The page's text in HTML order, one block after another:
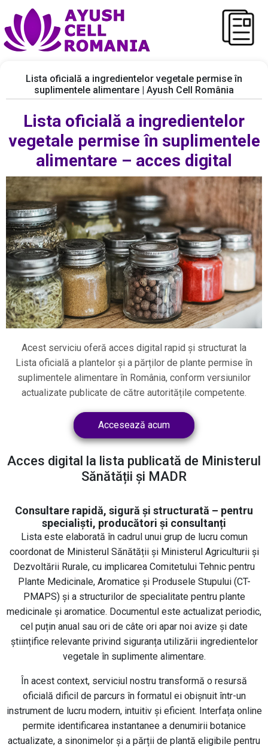
Lista oficială a ingredientelor vegetale permise în
suplimentele alimentare | Ayush Cell România
Lista oficială a ingredientelor
vegetale permise în suplimentele
alimentare – acces digital
Acest serviciu oferă acces digital rapid și structurat la
Lista oficială a plantelor și a părților de plante permise în
suplimentele alimentare în România, conform versiunilor
actualizate publicate de către autoritățile competente.
Accesează acum
Acces digital la lista publicată de Ministerul
Sănătății și MADR
Consultare rapidă, sigură și structurată – pentru
specialiști, producători și consultanți
Lista este elaborată în cadrul unui grup de lucru comun
coordonat de Ministerul Sănătății și Ministerul Agriculturii și
Dezvoltării Rurale, cu implicarea Comitetului Tehnic pentru
Plante Medicinale, Aromatice și Produsele Stupului (CT-
PMAPS) și a structurilor de specialitate pentru plante
medicinale și aromatice. Documentul este actualizat periodic,
cel puțin anual sau ori de câte ori apar noi avize și date
științifice relevante privind siguranța utilizării ingredientelor
vegetale în suplimente alimentare.
În acest context, serviciul nostru transformă o resursă
oficială dificil de parcurs în formatul ei obișnuit într-un
instrument de lucru modern, intuitiv și eficient. Interfața online
permite identificarea instantanee a denumirii botanice
actualizate, a sinonimelor și a părții de plantă eligibile pentru